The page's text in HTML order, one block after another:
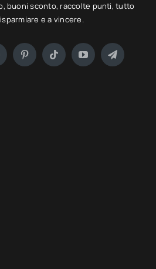
buoni sconto, raccolte punti, tutto
e a vincere.